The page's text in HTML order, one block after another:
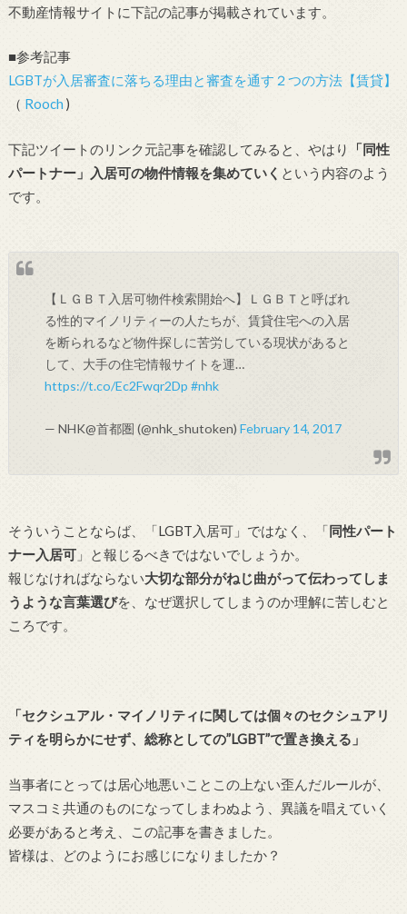
不動産情報サイトに下記の記事が掲載されています。
■参考記事
LGBTが入居審査に落ちる理由と審査を通す２つの方法【賃貸】
（ Rooch )
下記ツイートのリンク元記事を確認してみると、やはり
「同性
パートナー」入居可の物件情報を集めていく という内容のよう
です。
【ＬＧＢＴ入居可物件検索開始へ】ＬＧＢＴと呼ばれ
る性的マイノリティーの人たちが、賃貸住宅への入居
を断られるなど物件探しに苦労している現状があると
して、大手の住宅情報サイトを運…
https://t.co/Ec2Fwqr2Dp #nhk
— NHK@首都圏 (@nhk_shutoken)February 14, 2017
そういうことならば、「LGBT入居可」ではなく、「同性パート
ナー入居可」と報じるべきではないでしょうか。
報じなければならない大切な部分がねじ曲がって伝わってしま
うような言葉選びを、なぜ選択してしまうのか理解に苦しむと
ころです。
「セクシュアル・マイノリティに関しては個々のセクシュアリ
ティを明らかにせず、総称としての”LGBT”で置き換える」
当事者にとっては居心地悪いことこの上ない歪んだルールが、
マスコミ共通のものになってしまわぬよう、異議を唱えていく
必要があると考え、この記事を書きました。
皆様は、どのようにお感じになりましたか？